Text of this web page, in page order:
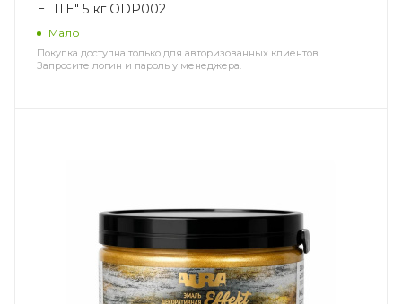
ELITE" 5 кг ODP002
Мало
Покупка доступна только для авторизованных клиентов.
Запросите логин и пароль у менеджера.